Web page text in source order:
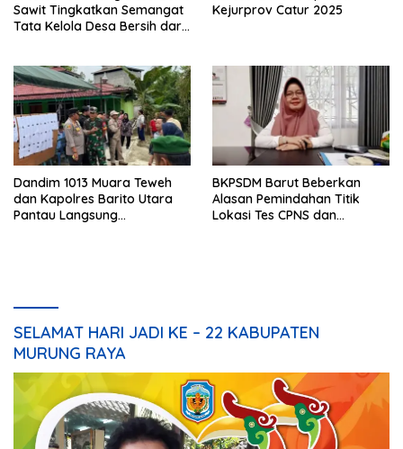
Sawit Tingkatkan Semangat
Tata Kelola Desa Bersih dari
Kejurprov Catur 2025
Dandim 1013 Muara Teweh
dan Kapolres Barito Utara
Pantau Langsung
BKPSDM Barut Beberkan
Alasan Pemindahan Titik
Lokasi Tes CPNS dan
SELAMAT HARI JADI KE – 22 KABUPATEN
MURUNG RAYA